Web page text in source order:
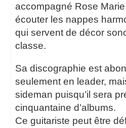
accompagné Rose
écouter les nappes
qui servent de décor
classe.
Sa discographie est
seulement en leader,
sideman puisqu’il sera
cinquantaine d’albums.
Ce guitariste peut être